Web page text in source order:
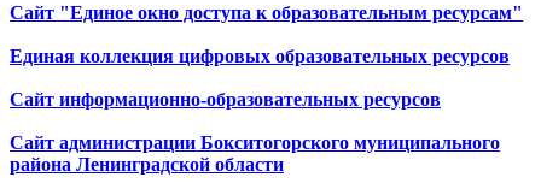
Сайт "Единое окно доступа к образовательным ресурсам"
Единая коллекция цифровых образовательных ресурсов
Сайт информационно-образовательных ресурсов
Сайт администрации Бокситогорского муниципального
района Ленинградской области